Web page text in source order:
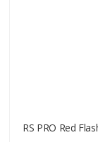
RS PRO Red